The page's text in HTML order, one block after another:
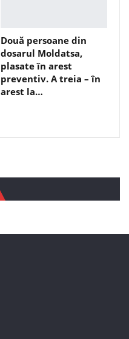
Două persoane din
dosarul Moldatsa,
plasate în arest
preventiv. A treia – în
arest la…